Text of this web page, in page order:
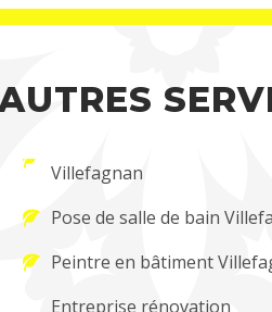
Villefagnan
Pose de salle de bain
Peintre en bâtiment
Entreprise rénovation